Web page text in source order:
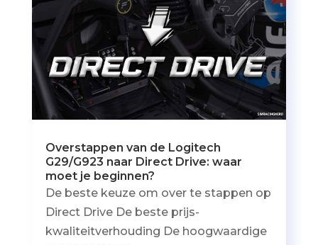
Overstappen van de Logitech
G29/G923 naar Direct Drive: waar
moet je beginnen?
De beste keuze om over te stappen op
Direct Drive De beste prijs-
kwaliteitverhouding De hoogwaardige